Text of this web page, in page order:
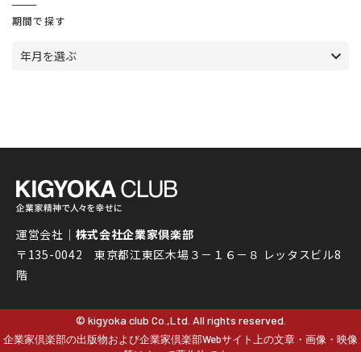
期間で探す
年月を選ぶ
運営会社｜ 株式会社企業家倶楽部
〒135-0042 東京都江東区木場３－１６－８ レッタスビル8
階
© kigyoka club Co.,Ltd. All rights reserved.
企業家倶楽部の出版物および企業家倶楽部Webサイト上の文章・画像・映像